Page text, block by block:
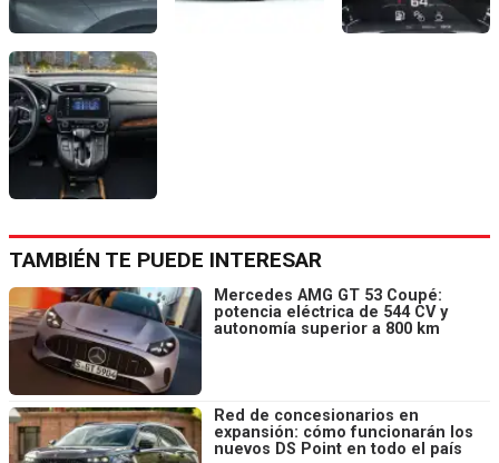
TAMBIÉN TE PUEDE INTERESAR
Mercedes AMG GT 53 Coupé:
potencia eléctrica de 544 CV y
autonomía superior a 800 km
Red de concesionarios en
expansión: cómo funcionarán los
nuevos DS Point en todo el país